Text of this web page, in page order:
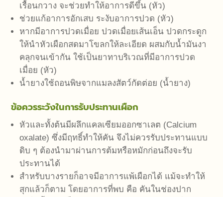
เรื้อนกวาง จะช่วยทำให้อาการดีขึ้น (หัว)
ช่วยแก้อาการอักเสบ ระงับอาการปวด (หัว)
หากมีอาการปวดเมื่อย ปวดเมื่อยเส้นเอ็น ปวดกระดูก
ให้นำหัวเผือกสดมาโขลกให้ละเอียด ผสมกับน้ำมันงา
คลุกจนเข้ากัน ใช้เป็นยาทาบริเวณที่มีอาการปวด
เมื่อย (หัว)
น้ำยางใช้ถอนพิษจากแมลงสัตว์กัดต่อย (น้ำยาง)
ข้อควรระวังในการรับประทานเผือก
หัวและทั้งต้นมีผลึกแคลเซียมออกซาเลต (Calcium
oxalate) ซึ่งมีฤทธิ์ทำให้คัน จึงไม่ควรรับประทานแบบ
ดิบ ๆ ต้องนำมาผ่านการต้มหรือหมักก่อนถึงจะรับ
ประทานได้
สำหรับบางรายก็อาจมีอาการแพ้เผือกได้ แม้จะทำให้
สุกแล้วก็ตาม โดยอาการที่พบ คือ คันในช่องปาก